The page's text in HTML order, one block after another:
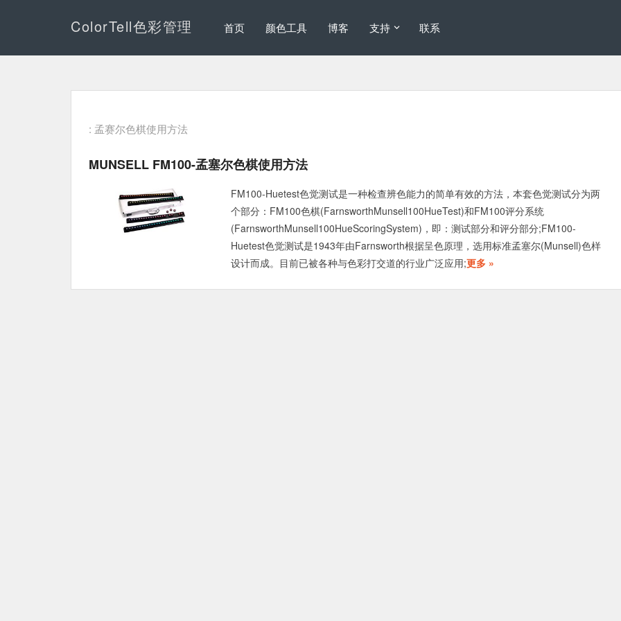
ColorTell色彩管理 首页 颜色工具 博客 支持 联系
: 孟赛尔色棋使用方法
MUNSELL FM100-孟塞尔色棋使用方法
FM100-Huetest色觉测试是一种检查辨色能力的简单有效的方法，本套色觉测试分为两
个部分：FM100色棋(FarnsworthMunsell100HueTest)和FM100评分系统
(FarnsworthMunsell100HueScoringSystem)，即：测试部分和评分部分;FM100-
Huetest色觉测试是1943年由Farnsworth根据呈色原理，选用标准孟塞尔(Munsell)色样
设计而成。目前已被各种与色彩打交道的行业广泛应用;更多 »